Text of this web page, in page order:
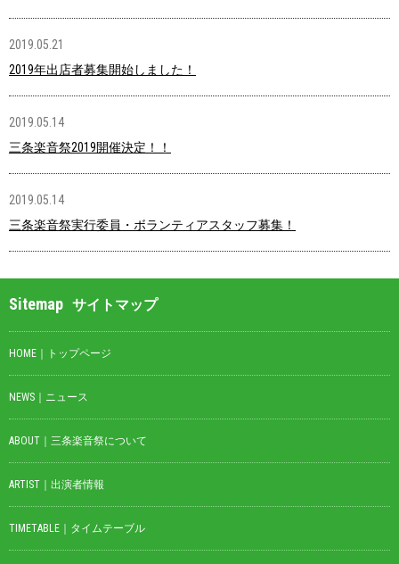
2019.05.21
2019年出店者募集開始しました！
2019.05.14
三条楽音祭2019開催決定！！
2019.05.14
三条楽音祭実行委員・ボランティアスタッフ募集！
Sitemap サイトマップ
HOME｜トップページ
NEWS｜ニュース
ABOUT｜三条楽音祭について
ARTIST｜出演者情報
TIMETABLE｜タイムテーブル